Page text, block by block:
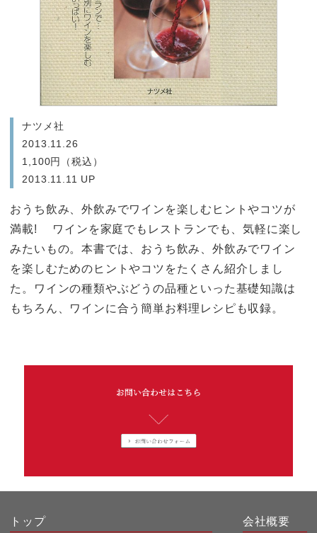
ナツメ社
2013.11.26
1,100円（税込）
2013.11.11 UP
おうち飲み、外飲みでワインを楽しむヒントやコツが
満載! ワインを家庭でもレストランでも、気軽に楽し
みたいもの。本書では、おうち飲み、外飲みでワイン
を楽しむためのヒントやコツをたくさん紹介しまし
た。ワインの種類やぶどうの品種といった基礎知識は
もちろん、ワインに合う簡単お料理レシピも収録。
トップ 会社概要